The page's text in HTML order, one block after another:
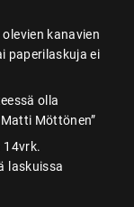
kanavien
paperilaskuja ei
olla
Möttönen”
14vrk.
laskuissa